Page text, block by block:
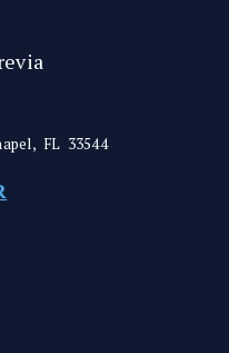
, FL 33544